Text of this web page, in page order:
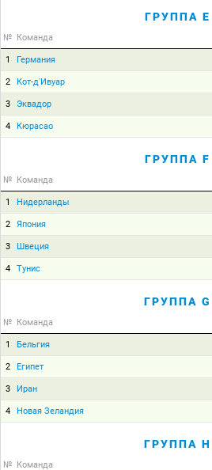
ГРУППА E
№ Команда
1 Германия
2 Кот-д'Ивуар
3 Эквадор
4 Кюрасао
ГРУППА F
№ Команда
1 Нидерланды
2 Япония
3 Швеция
4 Тунис
ГРУППА G
№ Команда
1 Бельгия
2 Египет
3 Иран
4 Новая Зеландия
ГРУППА H
№ Команда